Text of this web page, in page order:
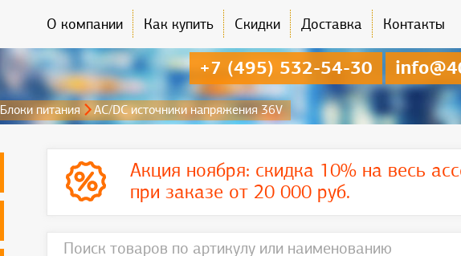
О компании Как купить Скидки Доставка Контакты
+7 (495) 532-54-30
Блоки питания AC/DC источники напряжения 36V
Акция ноября: скидка 10% на весь
при заказе от 20 000 руб.